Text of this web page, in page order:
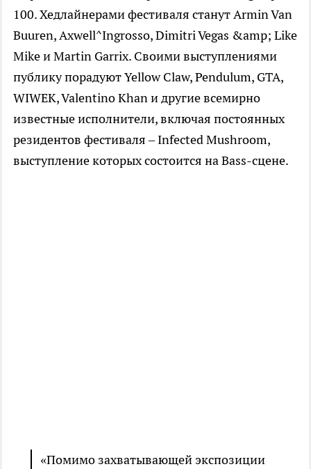
100. Хедлайнерами фестиваля станут Armin Van
Buuren, Axwell^Ingrosso, Dimitri Vegas &amp; Like
Mike и Martin Garrix. Своими выступлениями
публику порадуют Yellow Claw, Pendulum, GTA,
WIWEK, Valentino Khan и другие всемирно
известные исполнители, включая постоянных
резидентов фестиваля – Infected Mushroom,
выступление которых состоится на Bass-сцене.
«Помимо захватывающей экспозиции